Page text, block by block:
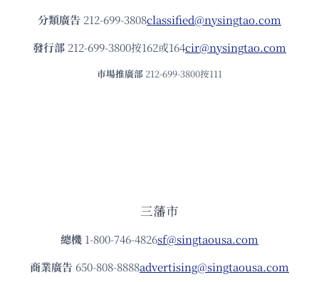
分類廣告 212-699-3808classified@nysingtao.com
發⾏部 212-699-3800按162或164cir@nysingtao.com
市場推廣部 212-699-3800按111
三藩市
總機 1-800-746-4826sf@singtaousa.com
商業廣告 650-808-8888advertising@singtaousa.com